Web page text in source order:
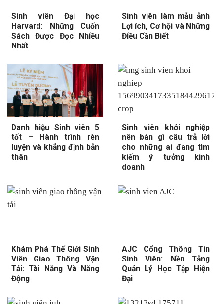
Sinh viên Đại học
Harvard: Những Cuốn
Sách Được Đọc Nhiều
Nhất
Sinh viên làm mẫu ảnh
Lợi ích, Cơ hội và Những
Điều Cần Biết
Danh hiệu Sinh viên 5
tốt – Hành trình rèn
luyện và khẳng định bản
thân
Sinh viên khởi nghiệp
nên bán gì câu trả lời
cho những ai đang tìm
kiếm ý tưởng kinh
doanh
Khám Phá Thế Giới Sinh
Viên Giao Thông Vận
Tải: Tài Năng Và Năng
Động
AJC Cổng Thông Tin
Sinh Viên: Nền Tảng
Quản Lý Học Tập Hiện
Đại